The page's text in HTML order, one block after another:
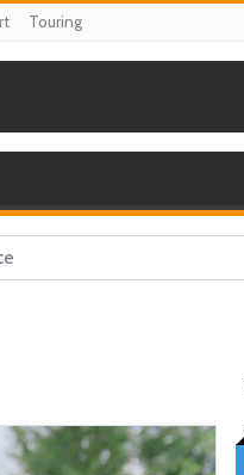
Touring